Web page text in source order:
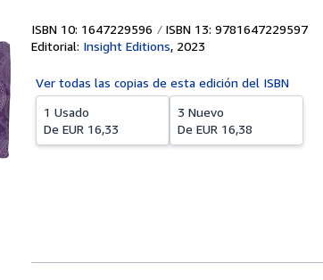
ISBN 10: 1647229596
ISBN 13: 9781647229597
Editorial: Insight Editions, 2023
Ver todas las copias de esta edición del ISBN
1 Usado
De EUR 16,33
3 Nuevo
De EUR 16,38